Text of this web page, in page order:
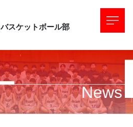
バスケットボール部
News